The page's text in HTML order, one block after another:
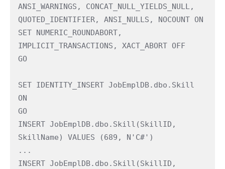
ANSI_WARNINGS, CONCAT_NULL_YIELDS_NULL,
QUOTED_IDENTIFIER, ANSI_NULLS, NOCOUNT ON
SET NUMERIC_ROUNDABORT,
IMPLICIT_TRANSACTIONS, XACT_ABORT OFF
GO
SET IDENTITY_INSERT JobEmplDB.dbo.Skill
ON
GO
INSERT JobEmplDB.dbo.Skill(SkillID,
SkillName) VALUES (689, N'C#')
...
INSERT JobEmplDB.dbo.Skill(SkillID,